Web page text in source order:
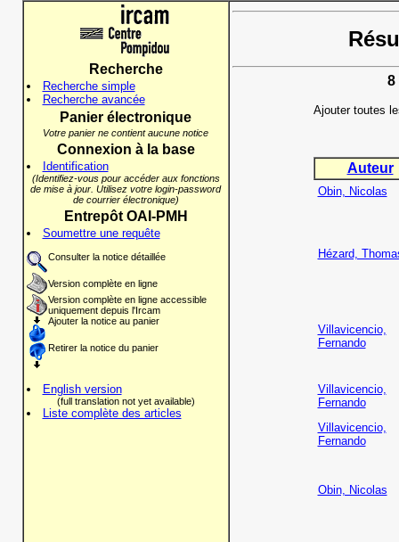
Recherche
Recherche simple
Recherche avancée
Panier électronique
Votre panier ne contient aucune notice
Connexion à la base
Identification
(Identifiez-vous pour accéder aux fonctions
de mise à jour. Utilisez votre login-password
de courrier électronique)
Entrepôt OAI-PMH
Soumettre une requête
Consulter la notice détaillée
Version complète en ligne
Version complète en ligne accessible
uniquement depuis l'Ircam
Ajouter la notice au panier
Retirer la notice du panier
English version
(full translation not yet available)
Liste complète des articles
8
Ajouter toutes
Auteur
Obin, Nicolas
Hézard,
Villavicencio,
Fernando
Villavicencio,
Fernando
Villavicencio,
Fernando
Obin, Nicolas